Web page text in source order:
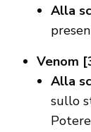
Alla
Venom
Alla
sullo